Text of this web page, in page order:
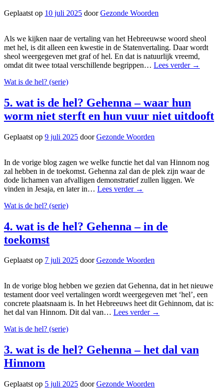
Geplaatst op 10 juli 2025 doorGezonde Woorden
Als we kijken naar de vertaling van het Hebreeuwse woord sheol
met hel, is dit alleen een kwestie in de Statenvertaling. Daar wordt
sheol weergegeven met graf of hel. En dat is natuurlijk vreemd,
omdat dit twee totaal verschillende begrippen… Lees verder →
Wat is de hel? (serie)
5. wat is de hel? Gehenna – waar hun
worm niet sterft en hun vuur niet uitdooft
Geplaatst op 9 juli 2025 doorGezonde Woorden
In de vorige blog zagen we welke functie het dal van Hinnom nog
zal hebben in de toekomst. Gehenna zal dan de plek zijn waar de
dode lichamen van afvalligen demonstratief zullen liggen. We
vinden in Jesaja, en later in… Lees verder →
Wat is de hel? (serie)
4. wat is de hel? Gehenna – in de
toekomst
Geplaatst op 7 juli 2025 doorGezonde Woorden
In de vorige blog hebben we gezien dat Gehenna, dat in het nieuwe
testament door veel vertalingen wordt weergegeven met ‘hel’, een
concrete plaatsnaam is. In het Hebreeuws heet dit Gehinnom, dat is:
het dal van Hinnom. Dit dal van… Lees verder →
Wat is de hel? (serie)
3. wat is de hel? Gehenna – het dal van
Hinnom
Geplaatst op 5 juli 2025 doorGezonde Woorden